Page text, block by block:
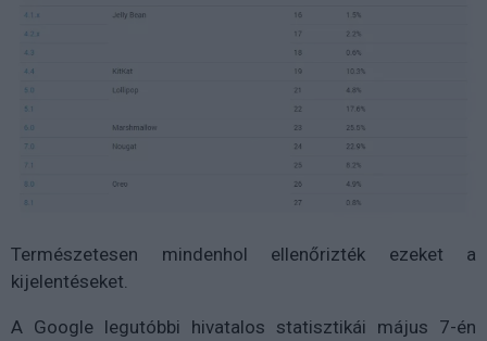
Természetesen mindenhol ellenőrizték ezeket a
kijelentéseket.
A Google legutóbbi hivatalos statisztikái május 7-én